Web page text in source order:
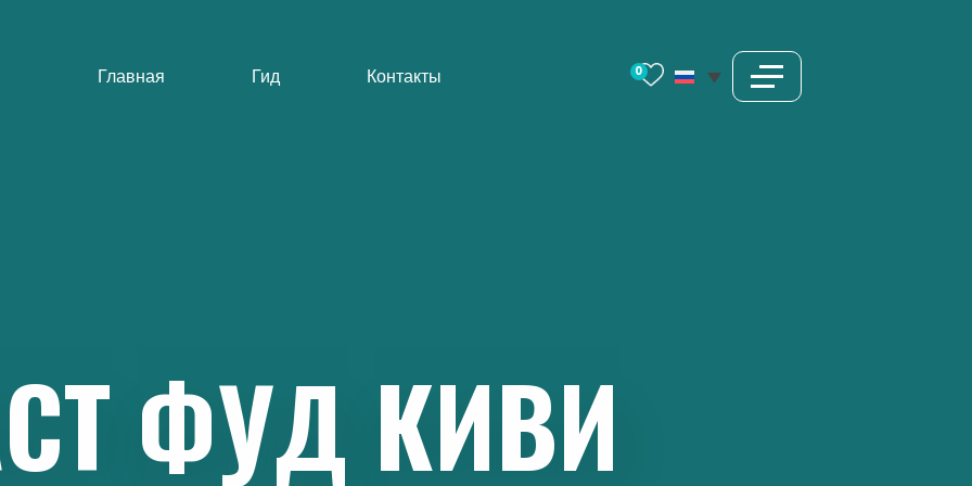
Главная Гид Контакты 0
ФУД КИВИ